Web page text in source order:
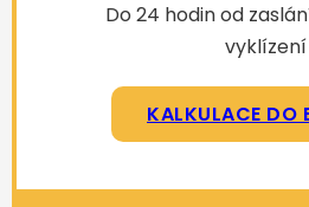
Do 24 hodin od
vyklízení
KALKULACE DO